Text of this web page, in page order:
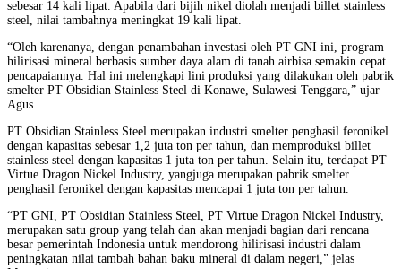
sebesar 14 kali lipat. Apabila dari bijih nikel diolah menjadi billet stainless
steel, nilai tambahnya meningkat 19 kali lipat.
“Oleh karenanya, dengan penambahan investasi oleh PT GNI ini, program
hilirisasi mineral berbasis sumber daya alam di tanah airbisa semakin cepat
pencapaiannya. Hal ini melengkapi lini produksi yang dilakukan oleh pabrik
smelter PT Obsidian Stainless Steel di Konawe, Sulawesi Tenggara,” ujar
Agus.
PT Obsidian Stainless Steel merupakan industri smelter penghasil feronikel
dengan kapasitas sebesar 1,2 juta ton per tahun, dan memproduksi billet
stainless steel dengan kapasitas 1 juta ton per tahun. Selain itu, terdapat PT
Virtue Dragon Nickel Industry, yangjuga merupakan pabrik smelter
penghasil feronikel dengan kapasitas mencapai 1 juta ton per tahun.
“PT GNI, PT Obsidian Stainless Steel, PT Virtue Dragon Nickel Industry,
merupakan satu group yang telah dan akan menjadi bagian dari rencana
besar pemerintah Indonesia untuk mendorong hilirisasi industri dalam
peningkatan nilai tambah bahan baku mineral di dalam negeri,” jelas